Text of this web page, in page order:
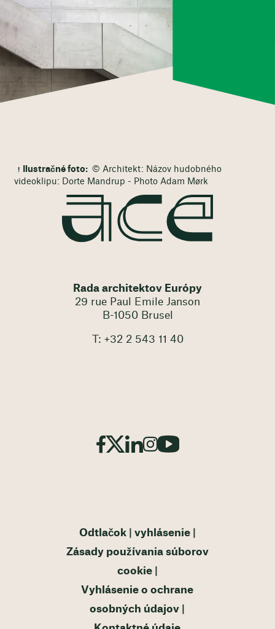
Ilustračné foto: © Architekt: Názov hudobného
videoklipu: Dorte Mandrup - Photo Adam Mørk
Rada architektov Európy
29 rue Paul Emile Janson
B-1050 Brusel
T: +32 2 543 11 40
Odtlačok
vyhlásenie
Zásady používania súborov
cookie
Vyhlásenie o ochrane
osobných údajov